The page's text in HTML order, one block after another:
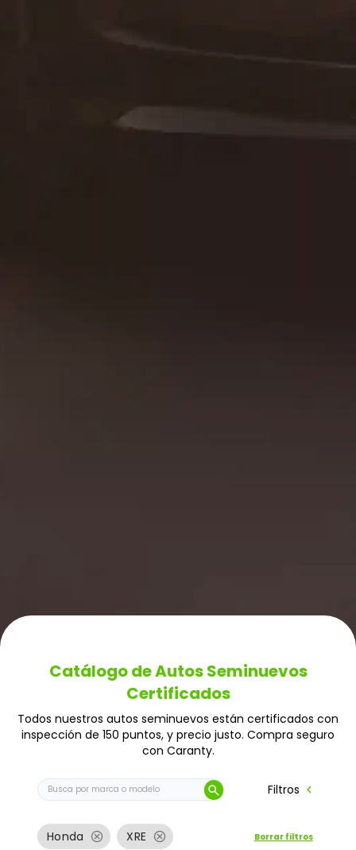
Catálogo de Autos Seminuevos
Certificados
Todos nuestros autos seminuevos están certificados con
inspección de 150 puntos, y precio justo. Compra seguro
con Caranty.
Buscar auto por marca o modelo
search Filtros chevron_left
Honda cancel XRE cancel Borrar filtros